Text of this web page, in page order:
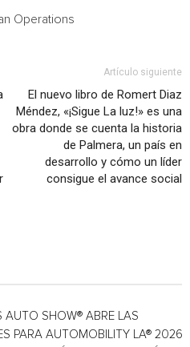
Operations
Artículo siguiente
El nuevo libro de Romert Diaz
Méndez, «¡Sigue La luz!» es una
obra donde se cuenta la historia
de Palmera, un país en
desarrollo y cómo un líder
consigue el avance social
AUTO SHOW® ABRE LAS
PARA AUTOMOBILITY LA® 2026,